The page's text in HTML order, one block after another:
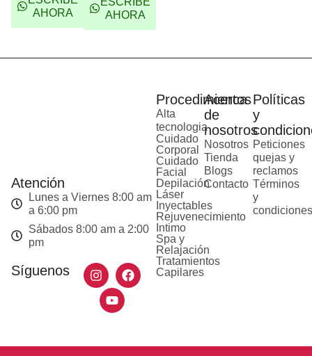
AHORA
AHORA
Atención
Lunes a Viernes 8:00 am
a 6:00 pm
Sábados 8:00 am a 2:00
pm
Síguenos
Procedimientos
Alta
tecnologia
Cuidado
Corporal
Cuidado
Facial
Depilación
Láser
Inyectables
Rejuvenecimiento
Intimo
Spa y
Relajación
Tratamientos
Capilares
Acerca
de
nosotros
Nosotros
Tienda
Blogs
Contacto
Políticas
y
Peticiones
quejas y
reclamos
Términos
y
condiciones